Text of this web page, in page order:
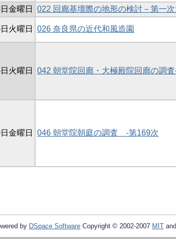
金曜日
022 回廊基壇際の地形の検討－第一
火曜日 026 奈良県の近代和風造園
火曜日 042 朝堂院回廊・大極殿院回廊の調
金曜日 046 朝堂院朝庭の調査 -第169次
by DSpace Software Copyright © 2002-2007 MIT and